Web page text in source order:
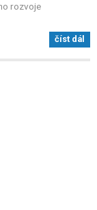
rozvoje
číst dál